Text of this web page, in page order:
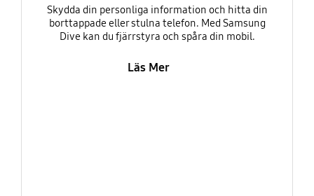
Skydda din personliga information och hitta din
borttappade eller stulna telefon. Med Samsung
Dive kan du fjärrstyra och spåra din mobil.
Läs Mer